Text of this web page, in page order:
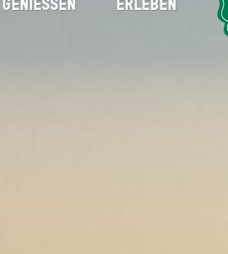
GENIESSEN ERLEBEN
Suche abschicken